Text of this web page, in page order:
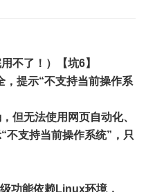
不了！）
【坑6】
提示“不支持当前操作系
但无法使用网页自动化、
不支持当前操作系统”，只
功能依赖Linux环境，